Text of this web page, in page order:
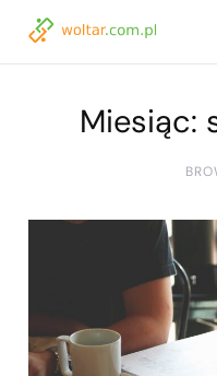
Miesiąc: